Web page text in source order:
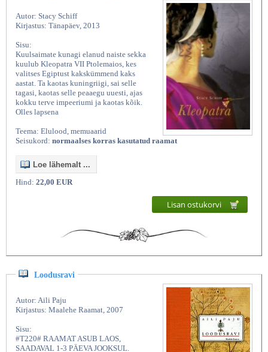
Autor: Stacy Schiff
Kirjastus: Tänapäev, 2013
Sisu:
Kuulsaimate kunagi elanud naiste sekka
kuulub Kleopatra VII Ptolemaios, kes
valitses Egiptust kakskümmend kaks
aastat. Ta kaotas kuningriigi, sai selle
tagasi, kaotas selle peaaegu uuesti, ajas
kokku terve impeeriumi ja kaotas kõik.
Olles lapsena
Teema: Elulood, memuaarid
Seisukord: normaalses korras kasutatud raamat
Loe lähemalt ...
Hind: 22,00 EUR
Lisan ostukorvi
Loodusravi
Autor: Aili Paju
Kirjastus: Maalehe Raamat, 2007
Sisu:
#T220# RAAMAT ASUB LAOS,
SAADAVAL 1-3 PÄEVA JOOKSUL.